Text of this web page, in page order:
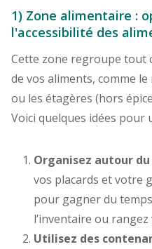
1) Zone alimentaire :
l'accessibilité des
Cette zone regroupe tout
de vos aliments, comme
ou les étagères (hors
Voici quelques idées pour
Organisez autour
vos placards et votre
pour gagner du
l’inventaire ou rangez
Utilisez des